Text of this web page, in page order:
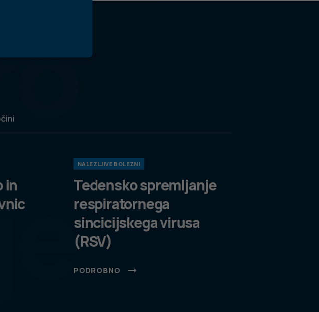
in
NALEZLJIVE BOLEZNI
Tedensko spremljanje
respiratornega
sincicijskega virusa
(RSV)
PODROBNO